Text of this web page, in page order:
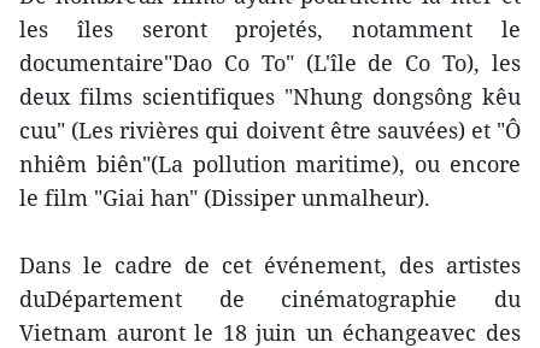
les îles seront projetés, notamment le
documentaire"Dao Co To" (L'île de Co To), les
deux films scientifiques "Nhung dongsông kêu
cuu" (Les rivières qui doivent être sauvées) et "Ô
nhiêm biên"(La pollution maritime), ou encore
le film "Giai han" (Dissiper unmalheur).
Dans le cadre de cet événement, des artistes
duDépartement de cinématographie du
Vietnam auront le 18 juin un échangeavec des